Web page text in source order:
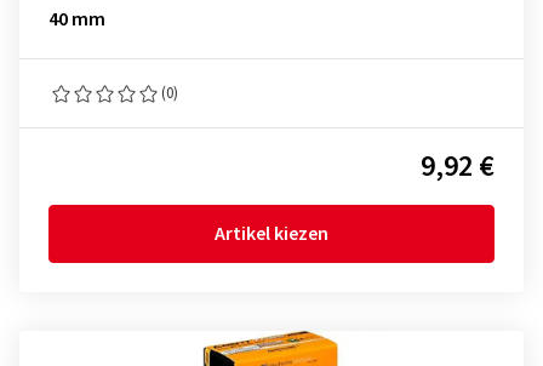
40 mm
(0)
9,92 €
Artikel kiezen